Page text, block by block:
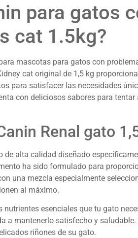
para gatos
cat 1.5kg?
mascotas para gatos con
cat original de 1,5 kg
para satisfacer las necesidades
con deliciosos sabores para
Renal gato
de alta calidad diseñado
ha sido formulado para
una mezcla especialmente
al máximo.
esenciales que tu gato
a mantenerlo satisfecho y saludable.
riñones de su gato.